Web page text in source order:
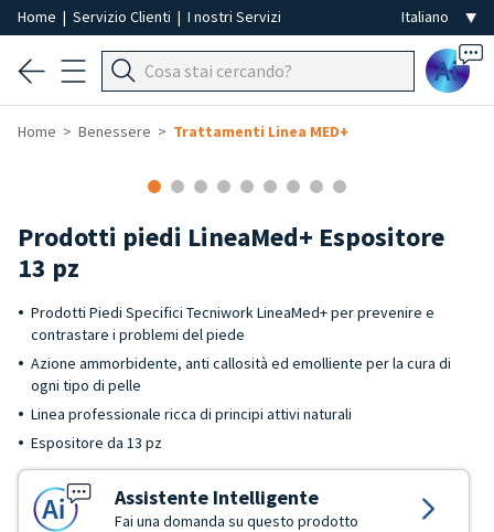
Home | Servizio Clienti | I nostri Servizi
Ai
Home Benessere Trattamenti Linea MED+
Prodotti piedi LineaMed+ Espositore
13 pz
Prodotti Piedi Specifici Tecniwork LineaMed+ per prevenire e
contrastare i problemi del piede
Azione ammorbidente, anti callosità ed emolliente per la cura di
ogni tipo di pelle
Linea professionale ricca di principi attivi naturali
Espositore da 13 pz
Assistente Intelligente
Fai una domanda su questo prodotto